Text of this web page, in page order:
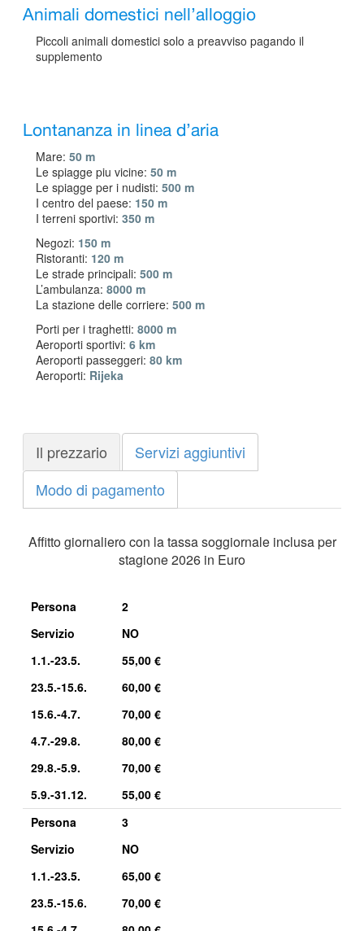
Animali domestici nell’alloggio
Piccoli animali domestici solo a preavviso pagando il
supplemento
Lontananza in linea d’aria
Mare: 50 m
Le spiagge piu vicine: 50 m
Le spiagge per i nudisti: 500 m
I centro del paese: 150 m
I terreni sportivi: 350 m
Negozi: 150 m
Ristoranti: 120 m
Le strade principali: 500 m
L’ambulanza: 8000 m
La stazione delle corriere: 500 m
Porti per i traghetti: 8000 m
Aeroporti sportivi: 6 km
Aeroporti passeggeri: 80 km
Aeroporti: Rijeka
Il prezzario
Servizi aggiuntivi
Modo di pagamento
Affitto giornaliero con la tassa soggiornale inclusa per
stagione 2026 in Euro
Persona
2
Servizio
NO
1.1.-23.5.
55,00 €
23.5.-15.6.
60,00 €
15.6.-4.7.
70,00 €
4.7.-29.8.
80,00 €
29.8.-5.9.
70,00 €
5.9.-31.12.
55,00 €
Persona
3
Servizio
NO
1.1.-23.5.
65,00 €
23.5.-15.6.
70,00 €